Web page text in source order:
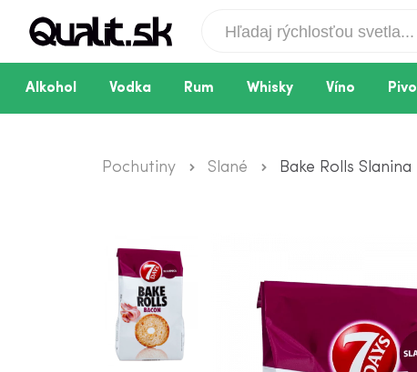
Alkohol Vodka Rum Whisky Víno Pivo
Pochutiny Slané Bake Rolls Slanina